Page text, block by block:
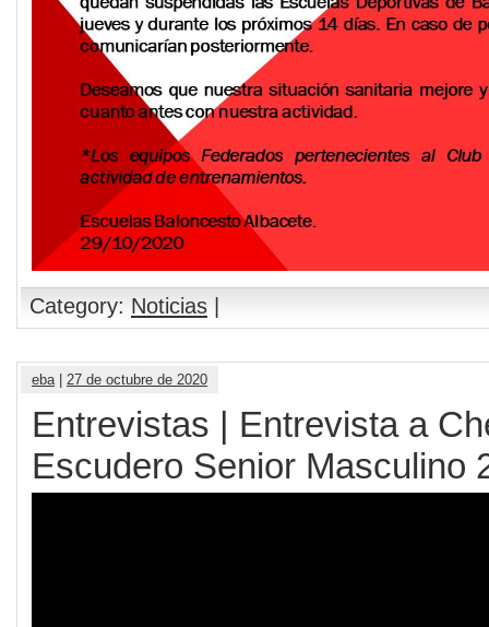
Category: Noticias
eba| 27 de octubre de 2020
Entrevistas | Entrevista a
Escudero Senior Masculino